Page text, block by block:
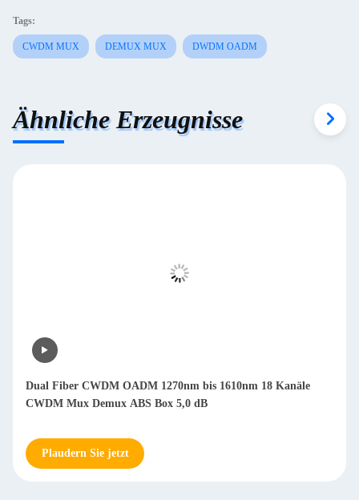
Tags:
CWDM MUX DEMUX MUX DWDM OADM
Ähnliche Erzeugnisse
Dual Fiber CWDM OADM 1270nm bis 1610nm 18 Kanäle
CWDM Mux Demux ABS Box 5,0 dB
Plaudern Sie jetzt